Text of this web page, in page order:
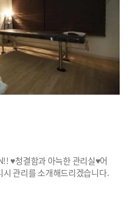
♥청결함과 아늑한 관리실♥어
시 관리를 소개해드리겠습니다.